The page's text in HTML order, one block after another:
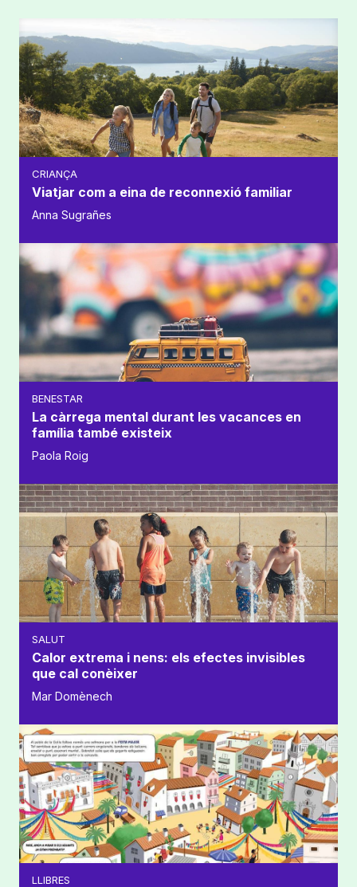
CRIANÇA
Viatjar com a eina de reconnexió familiar
Anna Sugrañes
BENESTAR
La càrrega mental durant les vacances en
família també existeix
Paola Roig
SALUT
Calor extrema i nens: els efectes invisibles
que cal conèixer
Mar Domènech
LLIBRES